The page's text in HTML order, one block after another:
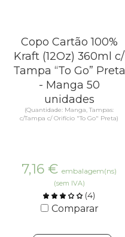
Copo Cartão 100%
Kraft (12Oz) 360ml c/
Tampa “To Go” Preta
- Manga 50
unidades
(Quantidade: Manga, Tampas:
c/Tampa c/ Orifício "To Go" Preta)
7,16 € embalagem(ns)
(sem IVA)
(4)
Comparar